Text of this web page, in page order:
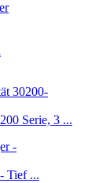
Serie, 3 ...
Tief ...